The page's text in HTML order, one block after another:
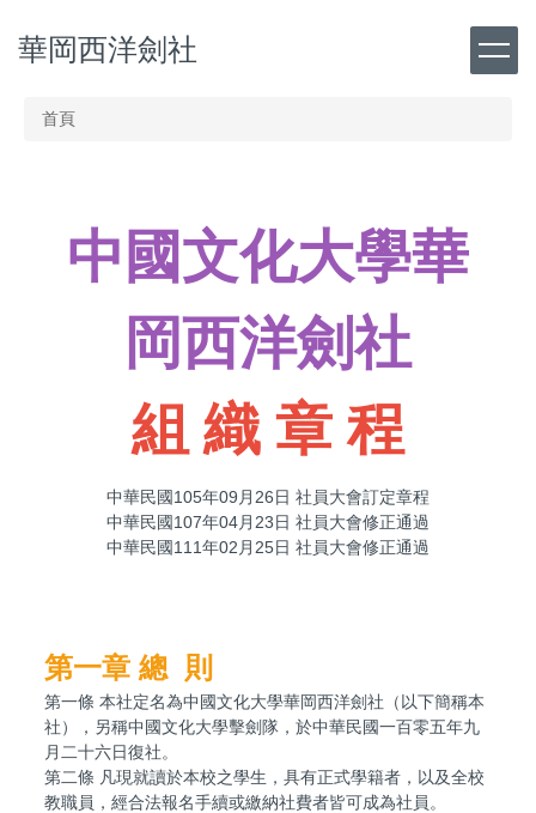
到
華岡西洋劍社
首頁
中國文化大學華
岡西洋劍社
組 織 章 程
中華民國105年09月26日 社員大會訂定章程
中華民國107年04月23日 社員大會修正通過
中華民國111年02月25日 社員大會修正通過
第一章 總 則
第一條 本社定名為中國文化大學華岡西洋劍社（以下簡稱本
社），另稱中國文化大學擊劍隊，於中華民國一百零五年九
月二十六日復社。
第二條 凡現就讀於本校之學生，具有正式學籍者，以及全校
教職員，經合法報名手續或繳納社費者皆可成為社員。